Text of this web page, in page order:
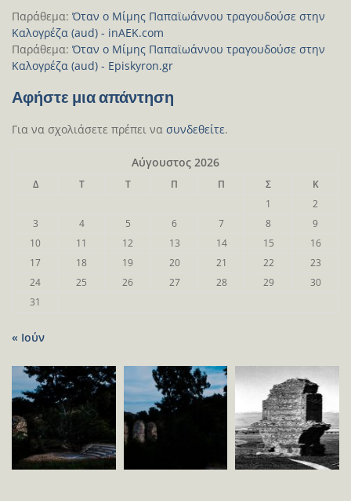
Παράθεμα: Όταν ο Μίμης Παπαϊωάννου τραγουδούσε στην
Καλογρέζα (aud) - inAEK.com
Παράθεμα: Όταν ο Μίμης Παπαϊωάννου τραγουδούσε στην
Καλογρέζα (aud) - Episkyron.gr
Αφήστε μια απάντηση
Για να σχολιάσετε πρέπει να συνδεθείτε.
Αύγουστος 2026
Δ Τ Τ Π Π Σ
Κ
1
2
3
4 5 6 7 8
9
10
11 12 13 14 15
16
17
18 19 20 21 22
23
24
25 26 27 28 29
30
31
« Ιούν